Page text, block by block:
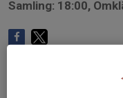
Samling: 18:00,